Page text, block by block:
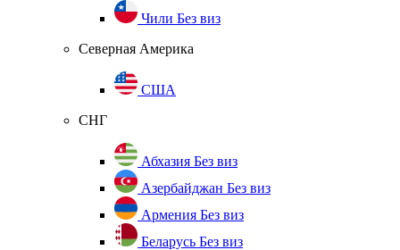
Чили Без виз
Северная Америка
США
СНГ
Абхазия Без виз
Азербайджан Без виз
Армения Без виз
Беларусь Без виз